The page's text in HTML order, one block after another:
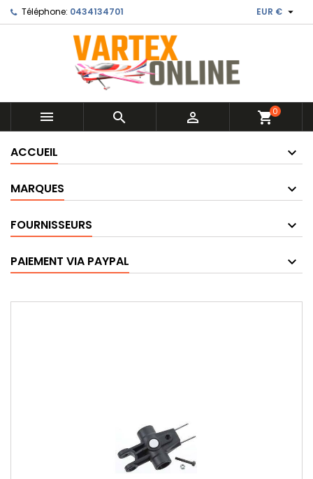
Téléphone: 0434134701 EUR € 
   shopping_cart0
ACCUEIL
MARQUES
FOURNISSEURS
PAIEMENT VIA PAYPAL